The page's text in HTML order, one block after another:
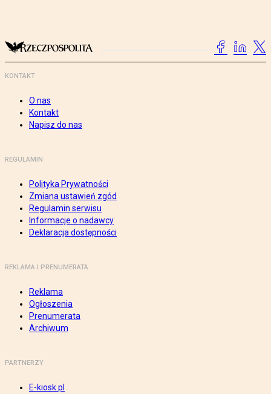
KONTAKT
O nas
Kontakt
Napisz do nas
REGULAMIN
Polityka Prywatności
Zmiana ustawień zgód
Regulamin serwisu
Informacje o nadawcy
Deklaracja dostępności
REKLAMA I PRENUMERATA
Reklama
Ogłoszenia
Prenumerata
Archiwum
PARTNERZY
E-kiosk.pl